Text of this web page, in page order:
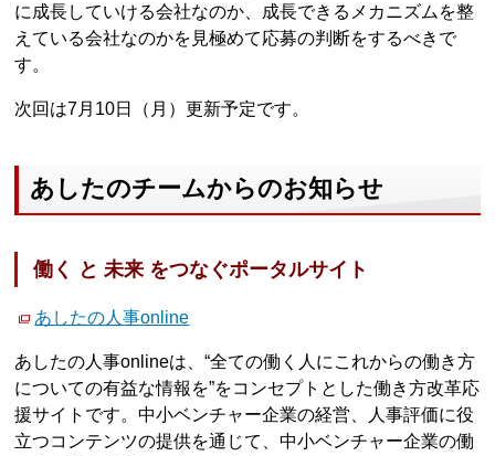
に成長していける会社なのか、成長できるメカニズムを整
えている会社なのかを見極めて応募の判断をするべきで
す。
次回は7月10日（月）更新予定です。
あしたのチームからのお知らせ
働く と 未来 をつなぐポータルサイト
あしたの人事online
あしたの人事onlineは、“全ての働く人にこれからの働き方
についての有益な情報を”をコンセプトとした働き方改革応
援サイトです。中小ベンチャー企業の経営、人事評価に役
立つコンテンツの提供を通じて、中小ベンチャー企業の働